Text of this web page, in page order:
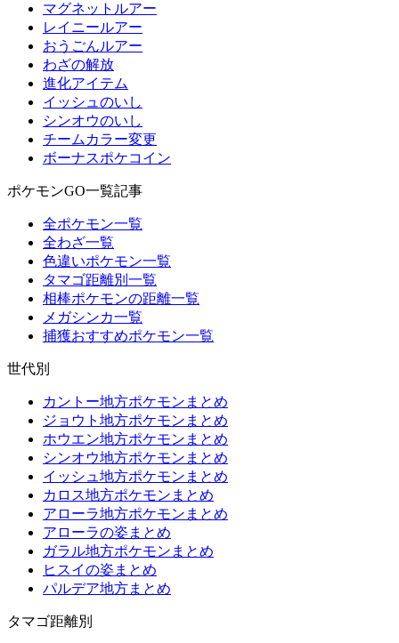
マグネットルアー
レイニールアー
おうごんルアー
わざの解放
進化アイテム
イッシュのいし
シンオウのいし
チームカラー変更
ボーナスポケコイン
ポケモンGO一覧記事
全ポケモン一覧
全わざ一覧
色違いポケモン一覧
タマゴ距離別一覧
相棒ポケモンの距離一覧
メガシンカ一覧
捕獲おすすめポケモン一覧
世代別
カントー地方ポケモンまとめ
ジョウト地方ポケモンまとめ
ホウエン地方ポケモンまとめ
シンオウ地方ポケモンまとめ
イッシュ地方ポケモンまとめ
カロス地方ポケモンまとめ
アローラ地方ポケモンまとめ
アローラの姿まとめ
ガラル地方ポケモンまとめ
ヒスイの姿まとめ
パルデア地方まとめ
タマゴ距離別